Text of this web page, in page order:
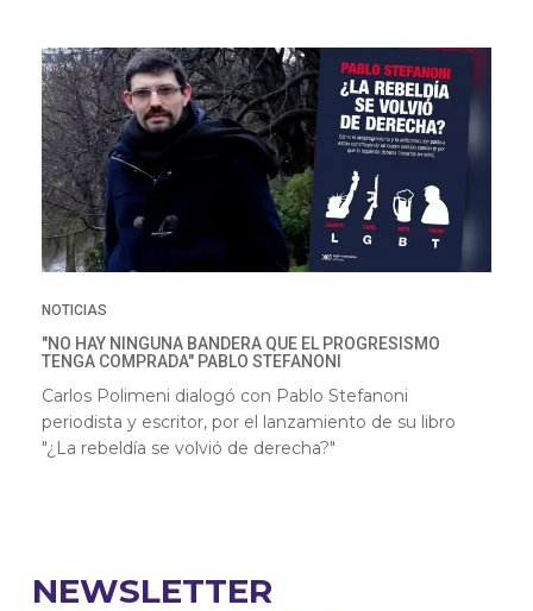
NOTICIAS
"NO HAY NINGUNA BANDERA QUE EL PROGRESISMO
TENGA COMPRADA" PABLO STEFANONI
Carlos Polimeni dialogó con Pablo Stefanoni
periodista y escritor, por el lanzamiento de su libro
"¿La rebeldía se volvió de derecha?"
NEWSLETTER